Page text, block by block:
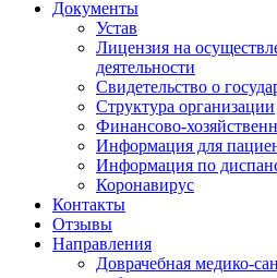
Документы
Устав
Лицензия на
деятельности
Свидетельство о
Структура организации
Финансово-
Информация для
Информация по
Коронавирус
Контакты
Отзывы
Направления
Доврачебная медико-